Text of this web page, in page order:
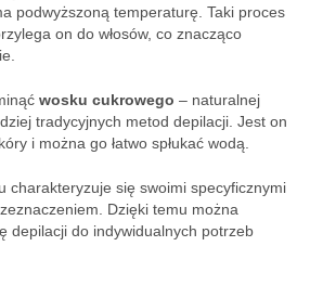
podwyższoną temperaturę. Taki proces
on do włosów, co znacząco
wosku cukrowego – naturalnej
tradycyjnych metod depilacji. Jest on
i można go łatwo spłukać wodą.
charakteryzuje się swoimi specyficznymi
Dzięki temu można
depilacji do indywidualnych potrzeb